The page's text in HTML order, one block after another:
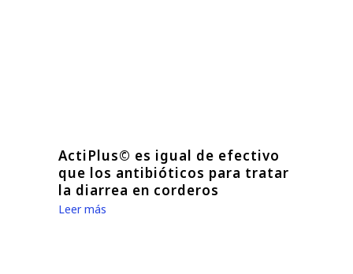
ActiPlus© es igual de efectivo
que los antibióticos para tratar
la diarrea en corderos
Leer más